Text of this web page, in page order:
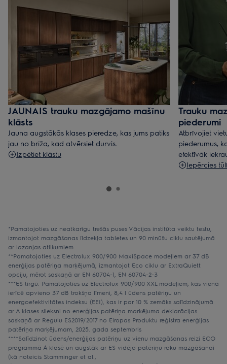
JAUNAIS trauku mazgājamo mašīnu
klāsts
Jauna augstākās klases pieredze, kas jums patiks
jau no brīža, kad atvērsiet durvis.
Izpētiet klāstu
Trauku
piederumi
Atbrīvojiet
piederumus,
efektīvāk
Iepērcies
*Pamatojoties uz neatkarīgu trešās puses Vācijas institūta veiktu testu,
izmantojot mazgāšanas līdzekļa tabletes un 90 minūšu ciklu sautējumā
ar lazanjas atlikumiem
**Pamatojoties uz Electrolux 900/900 MaxiSpace modeļiem ar 37 dB
enerģijas patēriņa marķējumā, izmantojot Eco ciklu ar ExtraQuiett
opciju, mērot saskaņā ar EN 60704-1, EN 60704-2-3
***ES tirgū. Pamatojoties uz Electrolux 900/900 XXL modeļiem, kas vienā
ierīcē apvieno 37 dB trokšņa līmeni, 8,4 l ūdens patēriņu un
energoefektivitātes indeksu (EEI), kas ir par 10 % zemāks salīdzinājumā
ar A klases slieksni no enerģijas patēriņa marķējuma deklarācijas
saskaņā ar Regulu ES2019/2017 no Eiropas Produktu reģistra enerģijas
patēriņa marķējumam, 2025. gada septembris
****Salīdzinot ūdens/enerģijas patēriņu uz vienu mazgāšanas reizi ECO
programmā A klasē un augstāk ar ES vidējo patēriņu roku mazgāšanai
(kā noteicis Stamminger et al.,